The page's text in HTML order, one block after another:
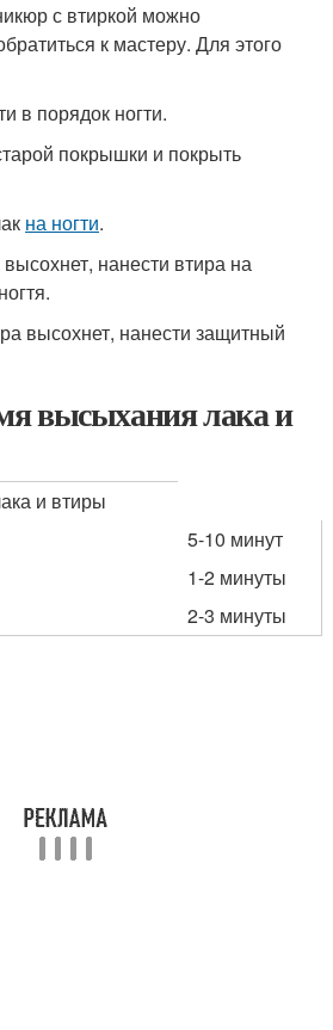
с втиркой можно
к мастеру. Для этого
в порядок ногти.
покрышки и покрыть
на ногти.
нанести втира на
высохнет, нанести защитный
высыхания лака и
и втиры
5-10 минут
1-2 минуты
2-3 минуты